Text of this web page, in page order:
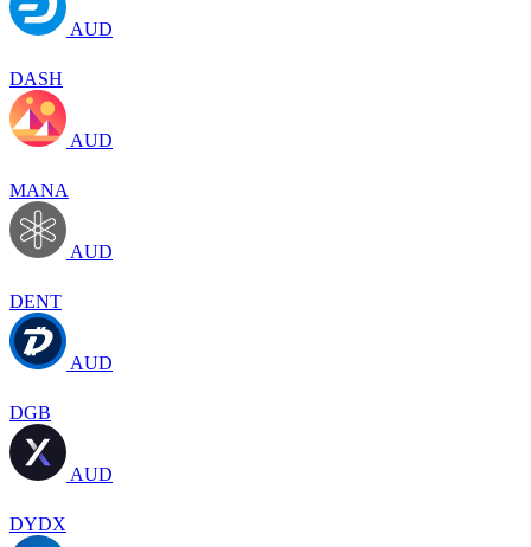
AUD
DASH
AUD
MANA
AUD
DENT
AUD
DGB
AUD
DYDX